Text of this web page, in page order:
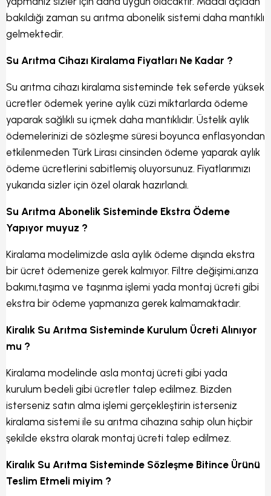
bakıldığı zaman su arıtma abonelik sistemi daha mantıklı
gelmektedir.
Su Arıtma Cihazı Kiralama Fiyatları Ne Kadar ?
Su arıtma cihazı kiralama sisteminde tek seferde yüksek
ücretler ödemek yerine aylık cüzi miktarlarda ödeme
yaparak sağlıklı su içmek daha mantıklıdır. Üstelik aylık
ödemelerinizi de sözleşme süresi boyunca enflasyondan
etkilenmeden Türk Lirası cinsinden ödeme yaparak aylık
ödeme ücretlerini sabitlemiş oluyorsunuz. Fiyatlarımızı
yukarıda sizler için özel olarak hazırlandı.
Su Arıtma Abonelik Sisteminde Ekstra Ödeme
Yapıyor muyuz ?
Kiralama modelimizde asla aylık ödeme dışında ekstra
bir ücret ödemenize gerek kalmıyor. Filtre değişimi,arıza
bakımı,taşıma ve taşınma işlemi yada montaj ücreti gibi
ekstra bir ödeme yapmanıza gerek kalmamaktadır.
Kiralık Su Arıtma Sisteminde Kurulum Ücreti Alınıyor
mu ?
Kiralama modelinde asla montaj ücreti gibi yada
kurulum bedeli gibi ücretler talep edilmez. Bizden
isterseniz satın alma işlemi gerçekleştirin isterseniz
kiralama sistemi ile su arıtma cihazına sahip olun hiçbir
şekilde ekstra olarak montaj ücreti talep edilmez.
Kiralık Su Arıtma Sisteminde Sözleşme Bitince Ürünü
Teslim Etmeli miyim ?